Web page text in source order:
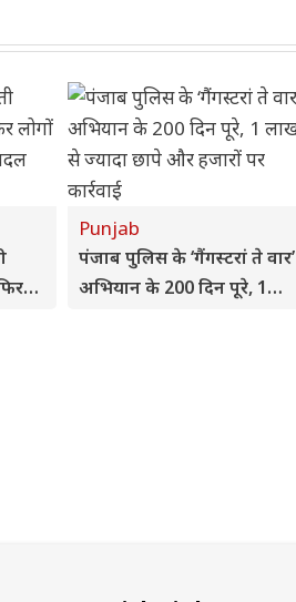
Punjab
पंजाब पुलिस के ‘गैंगस्टरां ते वार’
अभियान के 200 दिन पूरे, 1